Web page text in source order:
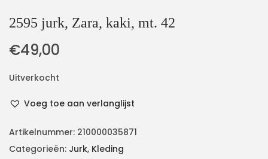
2595 jurk, Zara, kaki, mt. 42
€49,00
Uitverkocht
Voeg toe aan verlanglijst
Artikelnummer: 210000035871
Categorieën: Jurk, Kleding